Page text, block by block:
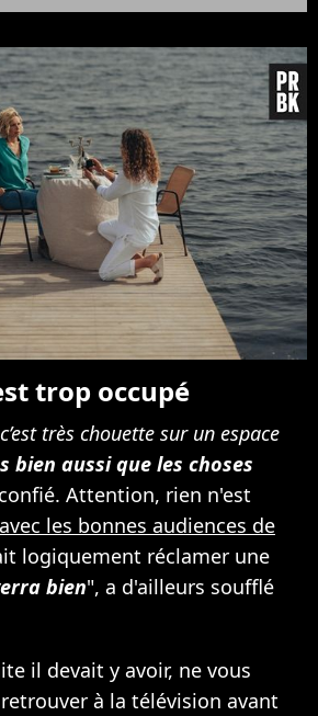
trop occupé
très chouette sur un espace
bien aussi que les choses
Attention, rien n'est
avec les bonnes audiences de
logiquement réclamer une
bien", a d'ailleurs soufflé
il devait y avoir, ne vous
à la télévision avant